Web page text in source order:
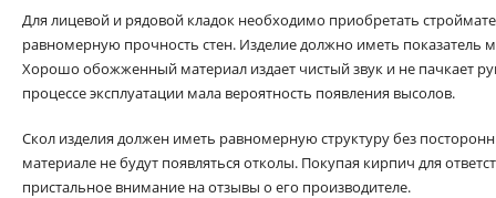
Для лицевой и рядовой кладок необходимо приобретать
равномерную прочность стен. Изделие должно иметь показатель
Хорошо обожженный материал издает чистый звук и не пачкает
процессе эксплуатации мала вероятность появления высолов.
Скол изделия должен иметь равномерную структуру без
материале не будут появляться отколы. Покупая кирпич для
пристальное внимание на отзывы о его производителе.